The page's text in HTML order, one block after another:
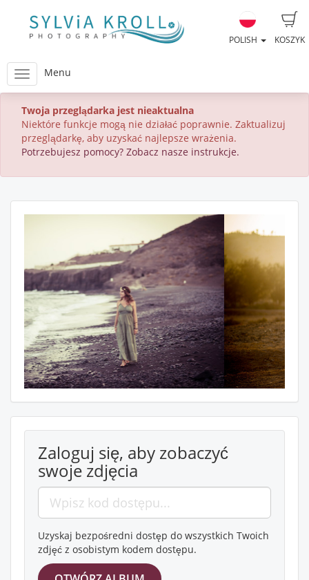
KOSZYK
POLISH
Menu
Twoja przeglądarka jest nieaktualna
Niektóre funkcje mogą nie działać poprawnie. Zaktualizuj
przeglądarkę, aby uzyskać najlepsze wrażenia.
Potrzebujesz pomocy? Zobacz nasze instrukcje.
Zaloguj się, aby zobaczyć
swoje zdjęcia
Uzyskaj bezpośredni dostęp do wszystkich Twoich
zdjęć z osobistym kodem dostępu.